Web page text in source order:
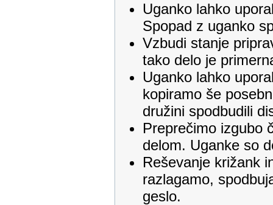
Uganko lahko
Spopad z uganko
Vzbudi stanje
tako delo je
Uganko lahko
kopiramo še
družini spodbudili
Preprečimo izgubo
delom. Uganke so
Reševanje križank
razlagamo,
geslo.